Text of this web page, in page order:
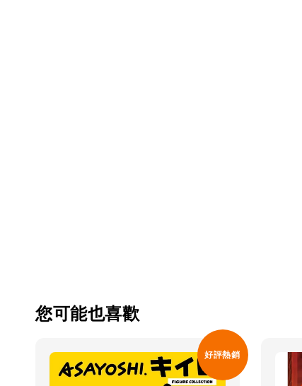
您可能也喜歡
好評熱銷